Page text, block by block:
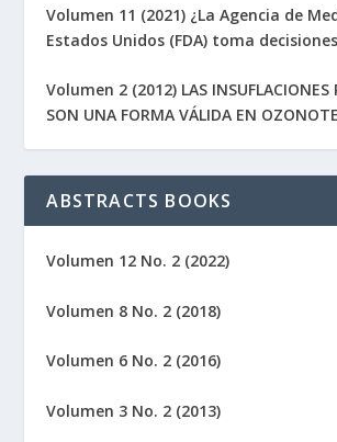
Volumen 11 (2021) ¿La Agencia de
Estados Unidos (FDA) toma
Volumen 2 (2012) LAS INSUFLACIONES
SON UNA FORMA VÁLIDA EN
ABSTRACTS BOOKS
Volumen 12 No. 2 (2022)
Volumen 8 No. 2 (2018)
Volumen 6 No. 2 (2016)
Volumen 3 No. 2 (2013)